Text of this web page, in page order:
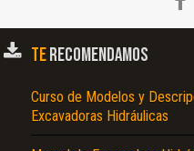
TERECOMENDAMOS
Curso de Modelos y
Excavadoras Hidráulicas
El Título es